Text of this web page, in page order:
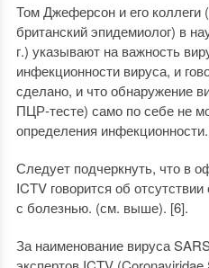
Том Джеферсон и его коллеги
британский эпидемиолог) в
г.) указывают на важность
инфекционности вируса, и
сделано, и что обнаружение
ПЦР-тесте) само по себе не
определения
Следует подчеркнуть, что в
ICTV говорится об
с болезнью. (см. выше). [6].
За наименование вируса